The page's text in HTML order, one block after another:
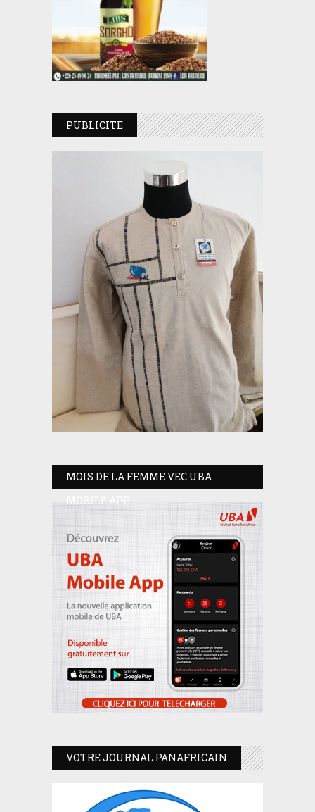
PUBLICITE
MOIS DE LA FEMME VEC UBA
MOBILE APP
VOTRE JOURNAL PANAFRICAIN